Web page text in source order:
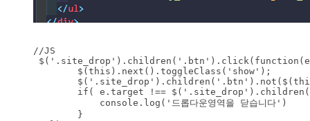
//JS
$(this).next().toggleClass('show');
if( e.target !==
console.log('드롭다운영역을 닫습니다')
}